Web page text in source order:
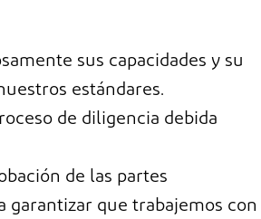
sus capacidades y su
estándares.
de diligencia debida
de las partes
garantizar que trabajemos con